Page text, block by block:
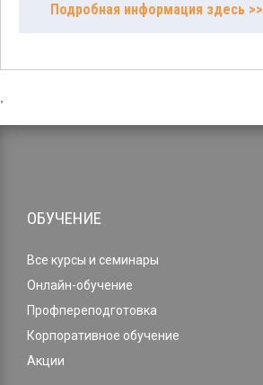
Подробная информация здесь >>
ОБУЧЕНИЕ
Все курсы и семинары
Онлайн-обучение
Профпереподготовка
Корпоративное обучение
Акции